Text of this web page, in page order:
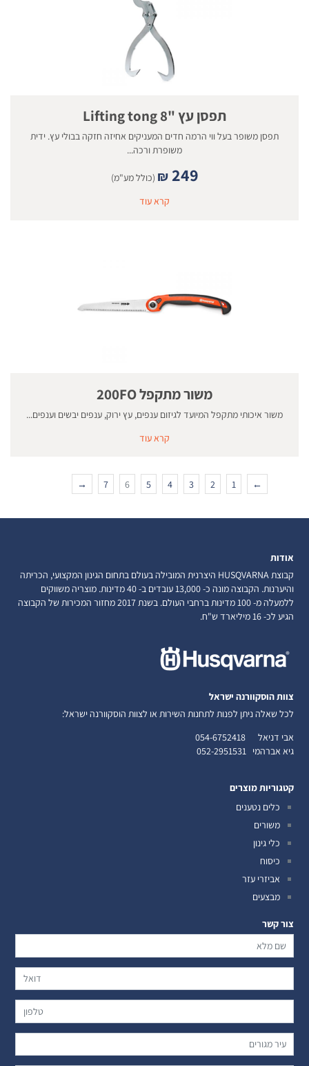
תפסן עץ "8 Lifting tong
תפסן משופר בעל ווי הרמה חדים המעניקים אחיזה חזקה בבולי עץ. ידית
משופרת ורכה...
₪ 249
(כולל מע"מ)
קרא עוד
משור מתקפל 200FO
משור איכותי מתקפל המיועד לגיזום ענפים, עץ ירוק, ענפים יבשים וענפים...
קרא עוד
←
1
2
3
4
5
6
7
→
אודות
קבוצת HUSQVARNA היצרנית המובילה בעולם בתחום הגינון המקצועי, הכריתה
והיערנות. הקבוצה מונה כ- 13,000 עובדים ב- 40 מדינות. מוצריה משווקים
ללמעלה מ- 100 מדינות ברחבי העולם. בשנת 2017 מחזור המכירות של הקבוצה
הגיע לכ- 16 מיליארד ש"ח.
צוות הוסקוורנה ישראל
לכל שאלה ניתן לפנות לתחנות השירות או לצוות הוסקוורנה ישראל:
אבי דניאל 054-6752418
גיא אברהמי 052-2951531
קטגוריות מוצרים
כלים נטענים
משורים
כלי גינון
כיסוח
אביזרי עזר
מבצעים
צור קשר